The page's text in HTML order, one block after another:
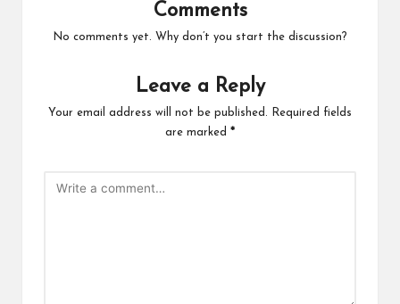
Comments
No comments yet. Why don’t you start the discussion?
Leave a Reply
Your email address will not be published.
Required fields
are marked *